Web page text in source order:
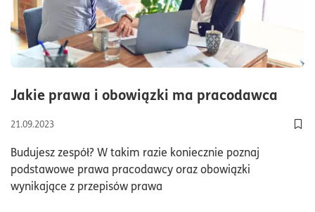
Jakie prawa i obowiązki ma pracodawca
21.09.2023
Budujesz zespół? W takim razie koniecznie poznaj
podstawowe prawa pracodawcy oraz obowiązki
wynikające z przepisów prawa